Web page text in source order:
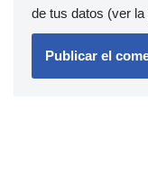
de tus datos (ver la